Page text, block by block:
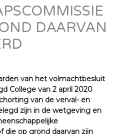
DAARVAN
van het volmachtbesluit
College van 2 april 2020
van de verval- en
zijn in de wetgeving en
die op grond daarvan zijn